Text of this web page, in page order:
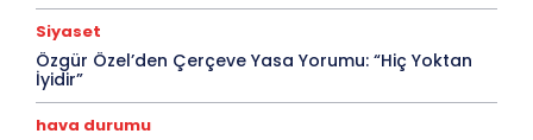
Siyaset
Özgür Özel’den Çerçeve Yasa Yorumu: “Hiç Yoktan
İyidir”
hava durumu